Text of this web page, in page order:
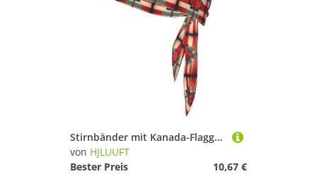
Stirnbänder mit Kanada-Flaggenmuster, zum Anbinden, für Laufen, Fitness, Yoga, Radfahren, schweißableitend, rutschfest, für Workout, rutschfeste Stirnbänder
von HJLUUFT
Bester Preis
10,67 €